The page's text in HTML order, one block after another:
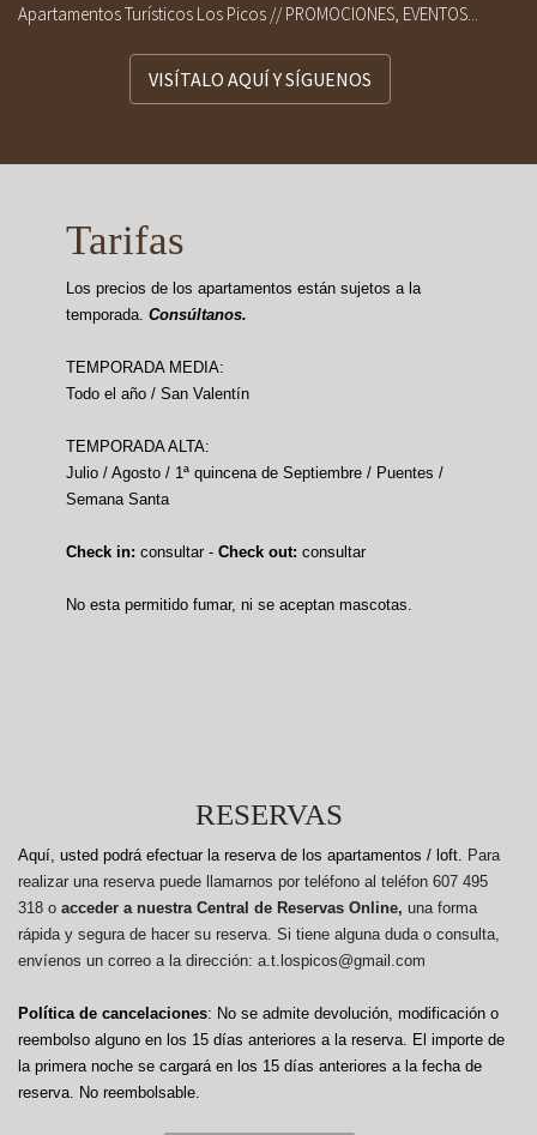
Apartamentos Turísticos Los Picos // PROMOCIONES, EVENTOS...
VISÍTALO AQUÍ Y SÍGUENOS
Tarifas
Los precios de los apartamentos están sujetos a la
temporada. Consúltanos.
TEMPORADA MEDIA:
Todo el año / San Valentín
TEMPORADA ALTA:
Julio / Agosto / 1ª quincena de Septiembre / Puentes /
Semana Santa
Check in: consultar - Check out: consultar
No esta permitido fumar, ni se aceptan mascotas.
RESERVAS
Aquí, usted podrá efectuar la reserva de los apartamentos / loft. Para
realizar una reserva puede llamarnos por teléfono al teléfon 607 495
318 o acceder a nuestra Central de Reservas Online, una forma
rápida y segura de hacer su reserva. Si tiene alguna duda o consulta,
envíenos un correo a la dirección: a.t.lospicos@gmail.com
Política de cancelaciones: No se admite devolución, modificación o
reembolso alguno en los 15 días anteriores a la reserva. El importe de
la primera noche se cargará en los 15 días anteriores a la fecha de
reserva. No reembolsable.